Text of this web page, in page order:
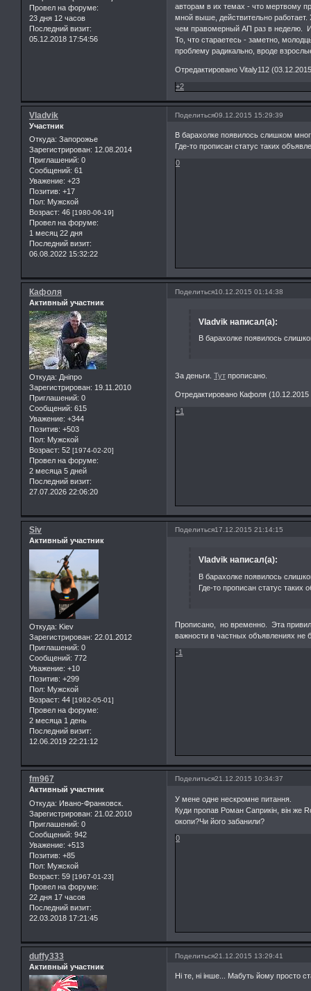
Провел на форуме:
23 дня 12 часов
Последний визит:
05.12.2018 17:54:56
авторам в их темах - что мертвому
мной выше, действительно
чем правомерный АП раз в неделю. И
То, что стараетесь - заметно,
проблему радикально, вроде
Отредактировано Vitaly112
+2
Поделиться09.12.2015 15:29:39
Vladvik
Участник
Откуда: Запорожье
Зарегистрирован: 12.08.2014
Приглашений: 0
Сообщений: 61
Уважение: +23
Позитив: +17
Пол: Мужской
Возраст: 46 [1980-06-19]
Провел на форуме:
1 месяц 22 дня
Последний визит:
06.08.2022 15:32:22
В барахолке появилось слишком
Где-то прописан статус таких
0
Поделиться10.12.2015 01:14:38
Кафоля
Активный участник
Откуда: Дніпро
Зарегистрирован: 19.11.2010
Приглашений: 0
Сообщений: 615
Уважение: +344
Позитив: +503
Пол: Мужской
Возраст: 52 [1974-02-20]
Провел на форуме:
2 месяца 5 дней
Последний визит:
27.07.2026 22:06:20
Vladvik написал(а):
В барахолке появилось
За деньги.Тут прописано.
Отредактировано Кафоля (10.12.2015
+1
Поделиться17.12.2015 21:14:15
Siv
Активный участник
Откуда: Kiev
Зарегистрирован: 22.01.2012
Приглашений: 0
Сообщений: 772
Уважение: +10
Позитив: +299
Пол: Мужской
Возраст: 44 [1982-05-01]
Провел на форуме:
2 месяца 1 день
Последний визит:
12.06.2019 22:21:12
Vladvik написал(а):
В барахолке появилось
Где-то прописан статус таких
Прописано, но временно. Эта
важности в частных объявлениях не
-1
Поделиться21.12.2015 10:34:37
fm967
Активный участник
Откуда: Ивано-Франковск.
Зарегистрирован: 21.02.2010
Приглашений: 0
Сообщений: 942
Уважение: +513
Позитив: +85
Пол: Мужской
Возраст: 59 [1967-01-23]
Провел на форуме:
22 дня 17 часов
Последний визит:
22.03.2018 17:21:45
У мене одне нескромне питання.
Куди пропав Роман Саприкін, він же
окопи?Чи його забанили?
0
Поделиться21.12.2015 13:29:41
duffy333
Активный участник
Ні те, ні інше... Мабуть йому просто